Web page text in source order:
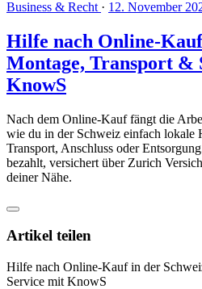
Business & Recht · 12. November
Hilfe nach Online-
Montage, Transport &
KnowS
Nach dem Online-Kauf fängt die
wie du in der Schweiz einfach lokale
Transport, Anschluss oder
bezahlt, versichert über Zurich
deiner Nähe.
Artikel teilen
Hilfe nach Online-Kauf in der
Service mit KnowS